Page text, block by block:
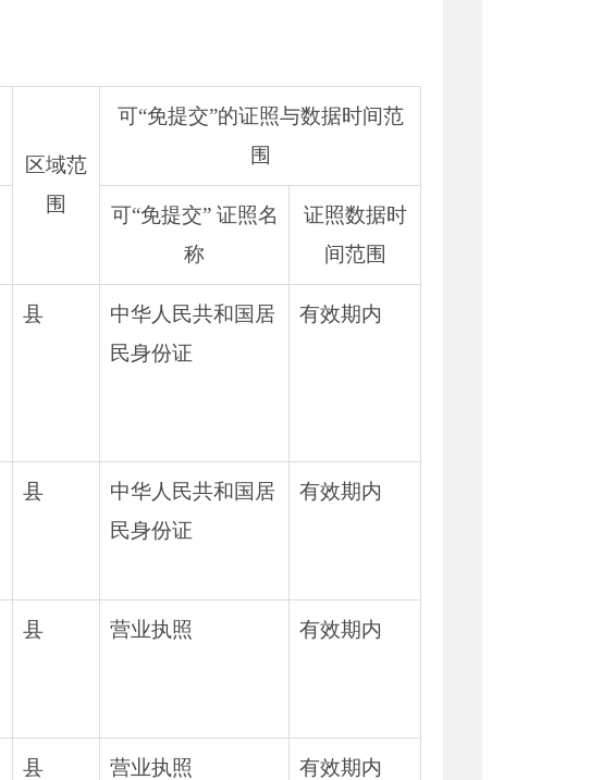
区域范
围
可“免提交”的证照与数据时间范
围
可“免提交” 证照名
称
证照数据时
间范围
县
中华人民共和国居
民身份证
有效期内
县
中华人民共和国居
民身份证
有效期内
县 营业执照 有效期内
县 营业执照 有效期内